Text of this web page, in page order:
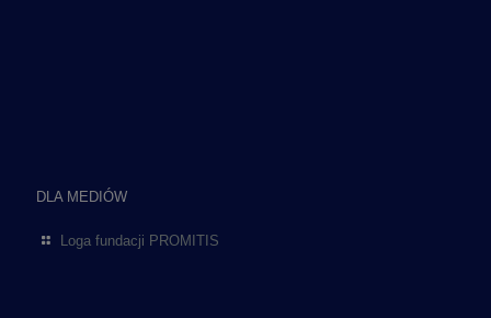
DLA MEDIÓW
Loga fundacji PROMITIS